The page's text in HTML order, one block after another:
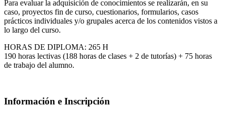
Para evaluar la adquisición de conocimientos se realizarán, en su
caso, proyectos fin de curso, cuestionarios, formularios, casos
prácticos individuales y/o grupales acerca de los contenidos vistos a
lo largo del curso.
HORAS DE DIPLOMA: 265 H
190 horas lectivas (188 horas de clases + 2 de tutorías) + 75 horas
de trabajo del alumno.
Información e Inscripción